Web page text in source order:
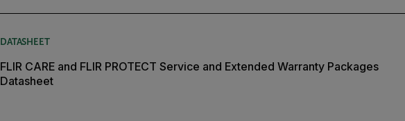
DATASHEET
FLIR CARE and FLIR PROTECT Service and Extended Warranty Packages
Datasheet